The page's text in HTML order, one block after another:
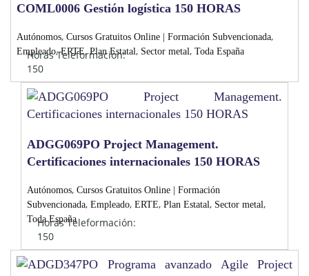
COML0006 Gestión logística 150 HORAS
Autónomos, Cursos Gratuitos Online | Formación Subvencionada,
Empleado,ERTE,Plan Estatal, Sector metal, Toda España
Horas Teleformación:
150
ADGG069PO Project Management.
Certificaciones internacionales 150 HORAS
Autónomos, Cursos Gratuitos Online | Formación
Subvencionada, Empleado, ERTE, Plan Estatal, Sector metal,
Toda España
Horas Teleformación:
150